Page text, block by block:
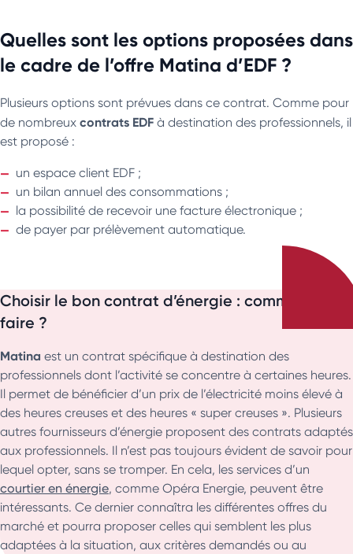
Quelles sont les options proposées dans
le cadre de l’offre Matina d’EDF ?
Plusieurs options sont prévues dans ce contrat. Comme pour
de nombreux contrats EDF à destination des professionnels, il
est proposé :
un espace client EDF ;
un bilan annuel des consommations ;
la possibilité de recevoir une facture électronique ;
de payer par prélèvement automatique.
Choisir le bon contrat d’énergie : comment
faire ?
Matina est un contrat spécifique à destination des
professionnels dont l’activité se concentre à certaines heures.
Il permet de bénéficier d’un prix de l’électricité moins élevé à
des heures creuses et des heures « super creuses ». Plusieurs
autres fournisseurs d’énergie proposent des contrats adaptés
aux professionnels. Il n’est pas toujours évident de savoir pour
lequel opter, sans se tromper. En cela, les services d’un
courtier en énergie, comme Opéra Energie, peuvent être
intéressants. Ce dernier connaîtra les différentes offres du
marché et pourra proposer celles qui semblent les plus
adaptées à la situation, aux critères demandés ou au